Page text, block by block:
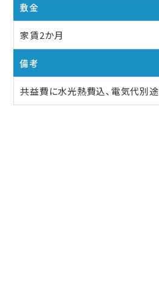
敷金
家賃2か月
備考
共益費に水光熱費込、電気代別途